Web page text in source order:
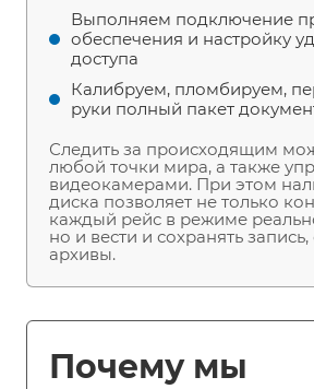
Выполняем подключение
обеспечения и настройку
доступа
Калибруем, пломбируем,
руки полный пакет
Следить за происходящим
любой точки мира, а также
видеокамерами. При этом
диска позволяет не только
каждый рейс в режиме
но и вести и сохранять запись,
архивы.
Почему мы